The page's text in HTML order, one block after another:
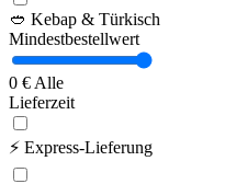
🥙 Kebap & Türkisch
Mindestbestellwert
0 € Alle
Lieferzeit
⚡ Express-Lieferung